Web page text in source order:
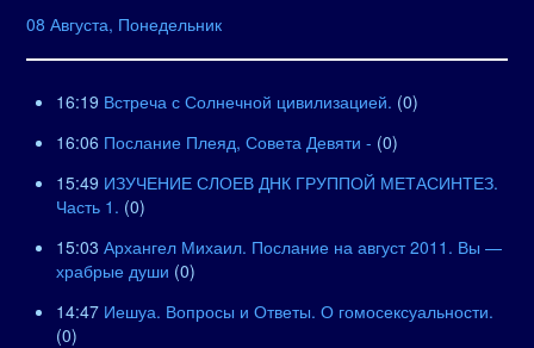
08 Августа, Понедельник
16:19 Встреча с Солнечной цивилизацией. (0)
16:06 Послание Плеяд, Совета Девяти - (0)
15:49 ИЗУЧЕНИЕ СЛОЕВ ДНК ГРУППОЙ МЕТАСИНТЕЗ.
Часть 1. (0)
15:03 Архангел Михаил. Послание на август 2011. Вы —
храбрые души (0)
14:47 Иешуа. Вопросы и Ответы. О гомосексуальности.
(0)